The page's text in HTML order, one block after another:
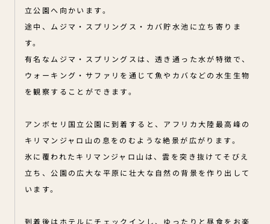
立公園へ向かいます。
途中、ムジマ・スプリングス・カバ貯水池に立ち寄りま
す。
有名なムジマ・スプリングスは、透き通った水が特徴で、
ウォーキング・サファリを通じて魚やカバなどの水生生物
を観察することができます。
アンボセリ国立公園に到着すると、アフリカ大陸最高峰の
キリマンジャロ山の息をのむような絶景が広がります。
氷に覆われたキリマンジャロ山は、雲を突き抜けてそびえ
立ち、公園の広大な平原に壮大な自然の背景を作り出して
います。
到着後はホテルにチェックインし、ゆったりと昼食をお楽